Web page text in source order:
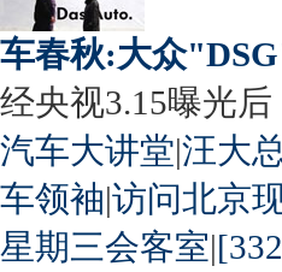
车春秋:大众
经央视3.15曝光
汽车大讲堂|汪大
车领袖|访问北京
星期三会客室|